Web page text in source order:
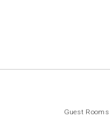
Guest Rooms